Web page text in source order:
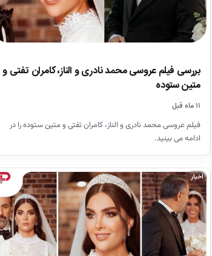
بررسی فیلم عروسی محمد نادری و الناز، کامران تفتی و
متین ستوده
۱۱ ماه قبل
فیلم عروسی محمد نادری و الناز، کامران تفتی و متین ستوده را در
ادامه می بینید.
اخبار